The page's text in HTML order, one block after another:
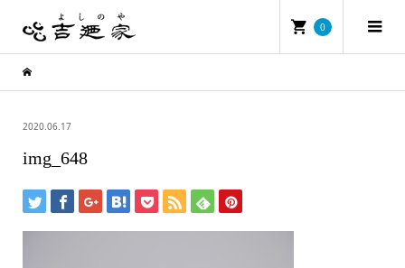
0
2020.06.17
img_648